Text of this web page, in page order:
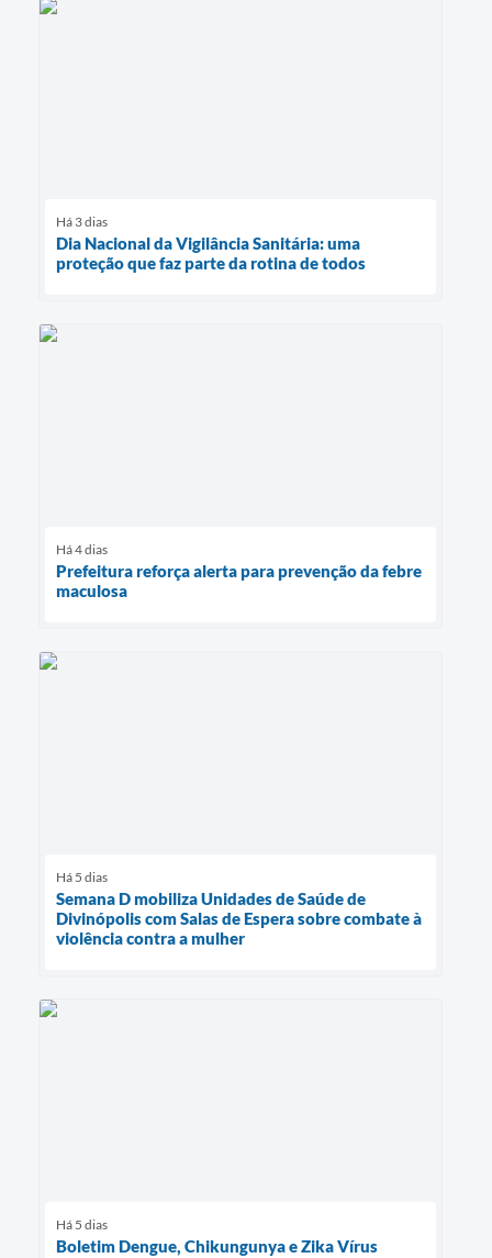
Há 3 dias
Dia Nacional da Vigilância Sanitária: uma
proteção que faz parte da rotina de todos
Há 4 dias
Prefeitura reforça alerta para prevenção da febre
maculosa
Há 5 dias
Semana D mobiliza Unidades de Saúde de
Divinópolis com Salas de Espera sobre combate à
violência contra a mulher
Há 5 dias
Boletim Dengue, Chikungunya e Zika Vírus